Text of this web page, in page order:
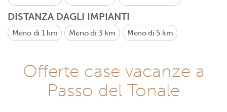
DISTANZA DAGLI IMPIANTI
Meno di 1 km Meno di 3 km Meno di 5 km
Offerte case vacanze a
Passo del Tonale